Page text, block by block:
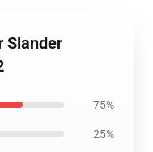
Slander
75%
25%